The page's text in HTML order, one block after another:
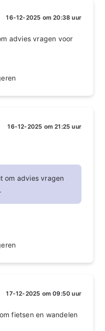
16-12-2025 om 20:38 uur
advies vragen voor
16-12-2025 om 21:25 uur
om advies vragen
17-12-2025 om 09:50 uur
fietsen en wandelen